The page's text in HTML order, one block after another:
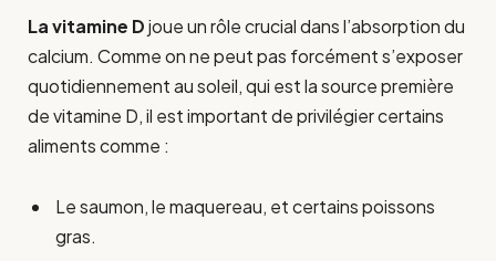
La vitamine Djoue un rôle crucial dans l’absorption du
calcium. Comme on ne peut pas forcément s’exposer
quotidiennement au soleil, qui est la source première
de vitamine D, il est important de privilégier certains
aliments comme :
Le saumon, le maquereau, et certains poissons
gras.